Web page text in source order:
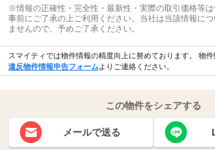
※情報の正確性・完全性・最新性・実際の取引価格等は
事前にご了承の上ご利用ください。当社は当該情報に
ませんので、予めご了承ください。
スマイティでは物件情報の精度向上に努めております。 物
違反物件情報申告フォーム よりご連絡ください。
この物件をシェアする
メールで送る